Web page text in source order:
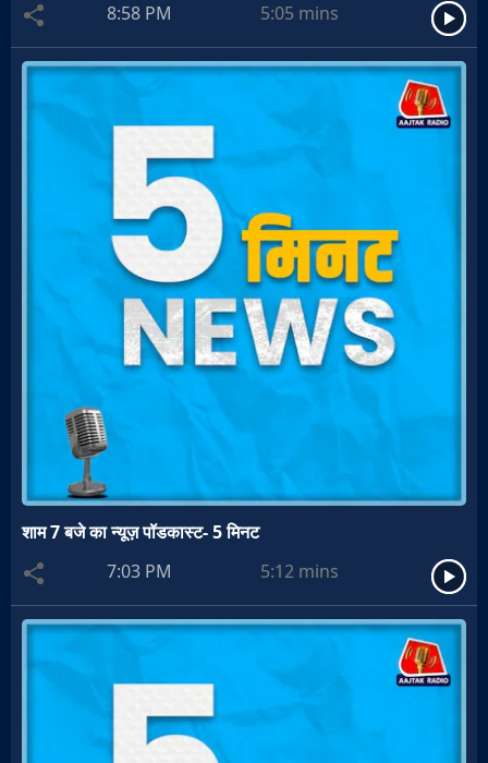
8:58 PM
5:05 mins
शाम 7 बजे का न्यूज़ पॉडकास्ट- 5 मिनट
7:03 PM
5:12 mins